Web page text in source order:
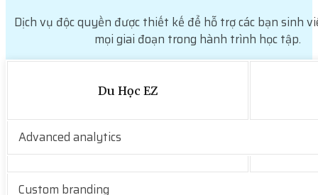
Dịch vụ độc quyền được thiết kế để hỗ trợ các bạn sinh
mọi giai đoạn trong hành trình học tập.
Du Học EZ
Advanced analytics
Custom branding